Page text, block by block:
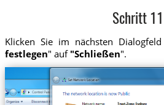
Schritt 11
Klicken Sie im nächsten Dialogfeld
festlegen" auf "Schließen".